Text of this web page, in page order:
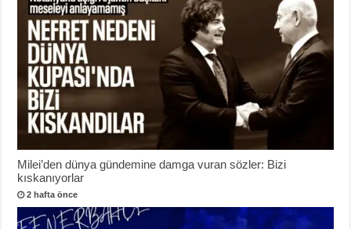
Milei’den dünya gündemine damga vuran sözler: Bizi
kıskanıyorlar
2 hafta önce